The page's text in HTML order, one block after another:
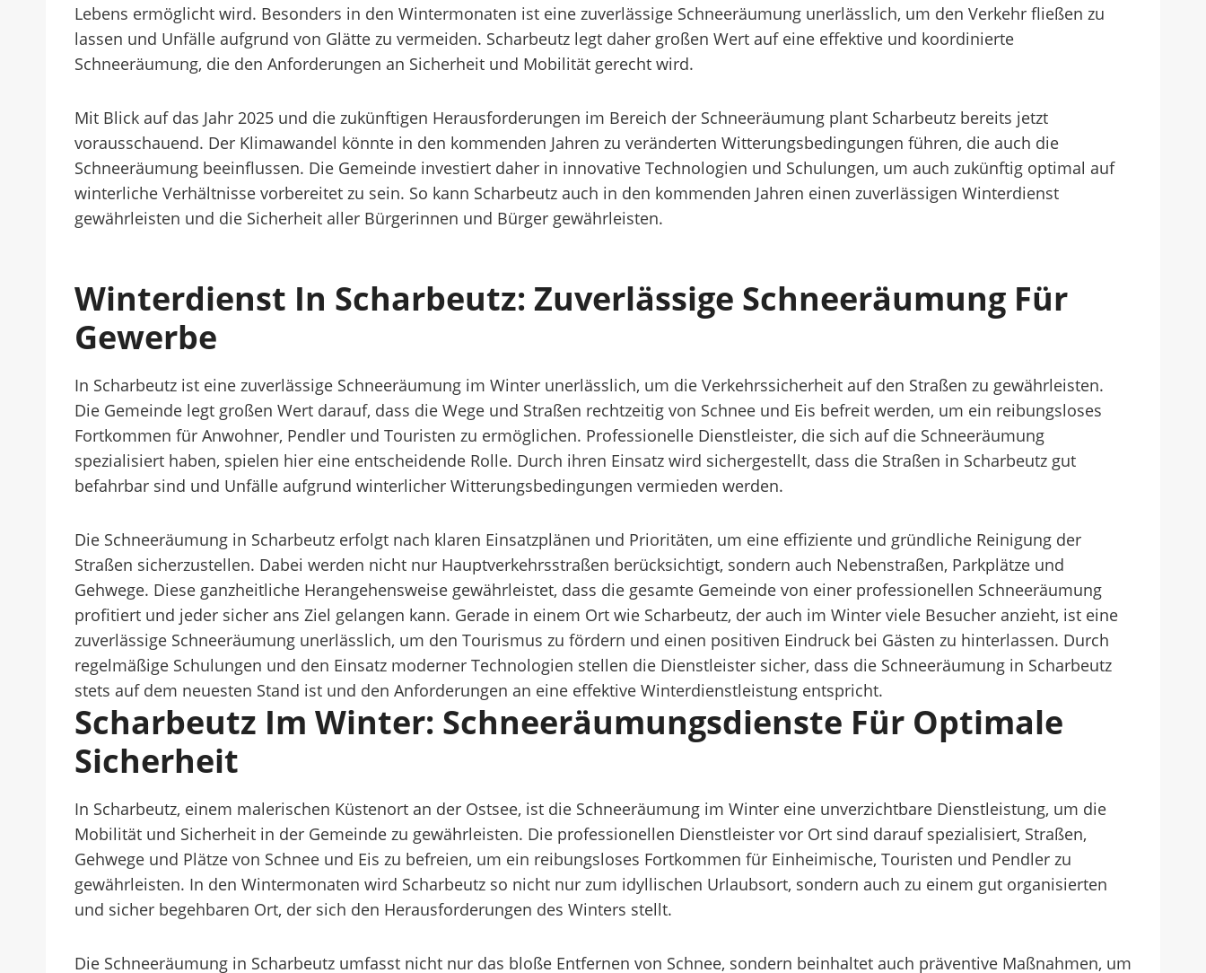
Lebens ermöglicht wird. Besonders in den Wintermonaten ist eine zuverlässige Schneeräumung unerlässlich, um den Verkehr fließen zu
lassen und Unfälle aufgrund von Glätte zu vermeiden. Scharbeutz legt daher großen Wert auf eine effektive und koordinierte
Schneeräumung, die den Anforderungen an Sicherheit und Mobilität gerecht wird.
Mit Blick auf das Jahr 2025 und die zukünftigen Herausforderungen im Bereich der Schneeräumung plant Scharbeutz bereits jetzt
vorausschauend. Der Klimawandel könnte in den kommenden Jahren zu veränderten Witterungsbedingungen führen, die auch die
Schneeräumung beeinflussen. Die Gemeinde investiert daher in innovative Technologien und Schulungen, um auch zukünftig optimal auf
winterliche Verhältnisse vorbereitet zu sein. So kann Scharbeutz auch in den kommenden Jahren einen zuverlässigen Winterdienst
gewährleisten und die Sicherheit aller Bürgerinnen und Bürger gewährleisten.
Winterdienst In Scharbeutz: Zuverlässige Schneeräumung Für
Gewerbe
In Scharbeutz ist eine zuverlässige Schneeräumung im Winter unerlässlich, um die Verkehrssicherheit auf den Straßen zu gewährleisten.
Die Gemeinde legt großen Wert darauf, dass die Wege und Straßen rechtzeitig von Schnee und Eis befreit werden, um ein reibungsloses
Fortkommen für Anwohner, Pendler und Touristen zu ermöglichen. Professionelle Dienstleister, die sich auf die Schneeräumung
spezialisiert haben, spielen hier eine entscheidende Rolle. Durch ihren Einsatz wird sichergestellt, dass die Straßen in Scharbeutz gut
befahrbar sind und Unfälle aufgrund winterlicher Witterungsbedingungen vermieden werden.
Die Schneeräumung in Scharbeutz erfolgt nach klaren Einsatzplänen und Prioritäten, um eine effiziente und gründliche Reinigung der
Straßen sicherzustellen. Dabei werden nicht nur Hauptverkehrsstraßen berücksichtigt, sondern auch Nebenstraßen, Parkplätze und
Gehwege. Diese ganzheitliche Herangehensweise gewährleistet, dass die gesamte Gemeinde von einer professionellen Schneeräumung
profitiert und jeder sicher ans Ziel gelangen kann. Gerade in einem Ort wie Scharbeutz, der auch im Winter viele Besucher anzieht, ist eine
zuverlässige Schneeräumung unerlässlich, um den Tourismus zu fördern und einen positiven Eindruck bei Gästen zu hinterlassen. Durch
regelmäßige Schulungen und den Einsatz moderner Technologien stellen die Dienstleister sicher, dass die Schneeräumung in Scharbeutz
stets auf dem neuesten Stand ist und den Anforderungen an eine effektive Winterdienstleistung entspricht.
Scharbeutz Im Winter: Schneeräumungsdienste Für Optimale
Sicherheit
In Scharbeutz, einem malerischen Küstenort an der Ostsee, ist die Schneeräumung im Winter eine unverzichtbare Dienstleistung, um die
Mobilität und Sicherheit in der Gemeinde zu gewährleisten. Die professionellen Dienstleister vor Ort sind darauf spezialisiert, Straßen,
Gehwege und Plätze von Schnee und Eis zu befreien, um ein reibungsloses Fortkommen für Einheimische, Touristen und Pendler zu
gewährleisten. In den Wintermonaten wird Scharbeutz so nicht nur zum idyllischen Urlaubsort, sondern auch zu einem gut organisierten
und sicher begehbaren Ort, der sich den Herausforderungen des Winters stellt.
Die Schneeräumung in Scharbeutz umfasst nicht nur das bloße Entfernen von Schnee, sondern beinhaltet auch präventive Maßnahmen, um